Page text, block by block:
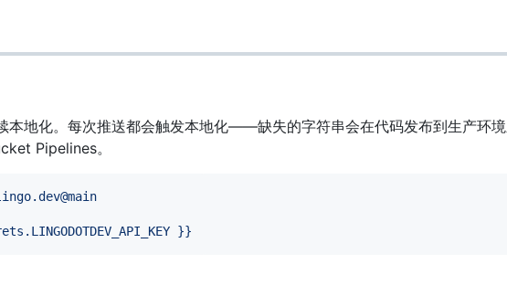
本地化。每次推送都会触发本地化——缺失的字符串会在代码发布到生产环
Pipelines。
}}